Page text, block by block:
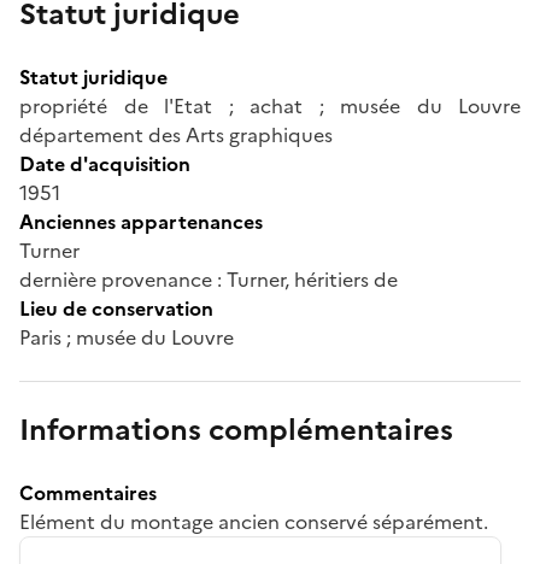
Statut juridique
Statut juridique
propriété de l'Etat ; achat ; musée du Louvre
département des Arts graphiques
Date d'acquisition
1951
Anciennes appartenances
Turner
dernière provenance : Turner, héritiers de
Lieu de conservation
Paris ; musée du Louvre
Informations complémentaires
Commentaires
Elément du montage ancien conservé séparément.